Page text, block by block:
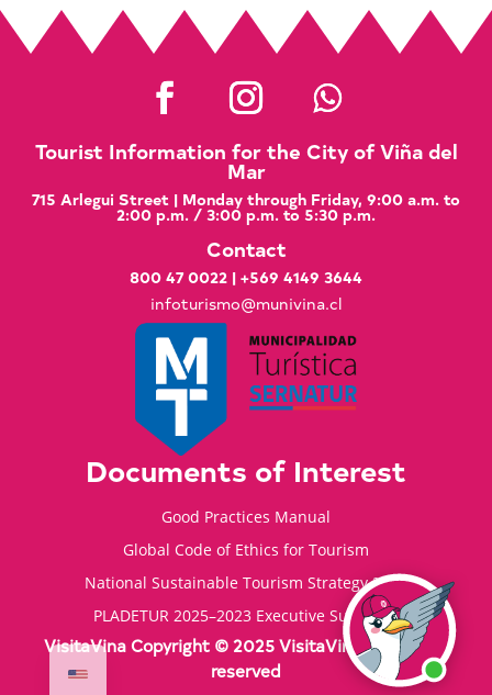
Tourist Information for the City of Viña del
Mar
715 Arlegui Street | Monday through Friday, 9:00 a.m. to
2:00 p.m. / 3:00 p.m. to 5:30 p.m.
Contact
800 47 0022 | +569 4149 3644
infoturismo@munivina.cl
Documents of Interest
Good Practices Manual
Global Code of Ethics for Tourism
National Sustainable Tourism Strategy 2035
PLADETUR 2025–2023 Executive Summary
VisitaVina Copyright © 2025 VisitaVina - All rights
reserved